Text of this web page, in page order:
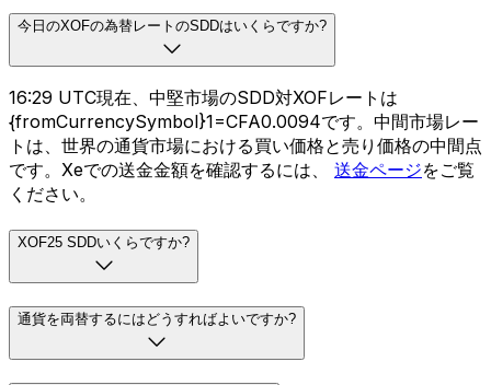
今日のXOFの為替レートのSDDはいくらですか?
16:29 UTC現在、中堅市場のSDD対XOFレートは
{fromCurrencySymbol}1=CFA0.0094です。中間市場レー
トは、世界の通貨市場における買い価格と売り価格の中間点
です。Xeでの送金金額を確認するには、 送金ページをご覧
ください。
XOF25 SDDいくらですか?
通貨を両替するにはどうすればよいですか?